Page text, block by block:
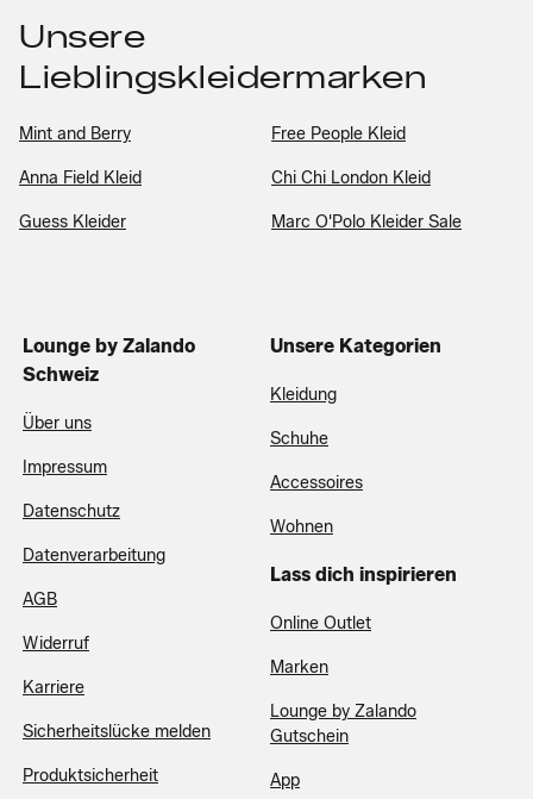
Unsere
Lieblingskleidermarken
Mint and Berry Free People Kleid
Anna Field Kleid Chi Chi London Kleid
Guess Kleider Marc O'Polo Kleider Sale
Lounge by Zalando
Schweiz
Über uns
Impressum
Datenschutz
Datenverarbeitung
AGB
Widerruf
Karriere
Sicherheitslücke melden
Produktsicherheit
Unsere Kategorien
Kleidung
Schuhe
Accessoires
Wohnen
Lass dich inspirieren
Online Outlet
Marken
Lounge by Zalando
Gutschein
App